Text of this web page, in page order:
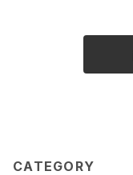
CATEGORY